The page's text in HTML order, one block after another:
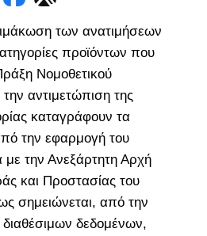
των ανατιμήσεων
προϊόντων που
Νομοθετικού
αντιμετώπιση της
καταγράφουν τα
την εφαρμογή του
την Ανεξάρτητη Αρχή
και Προστασίας του
σημειώνεται, από την
δεδομένων,